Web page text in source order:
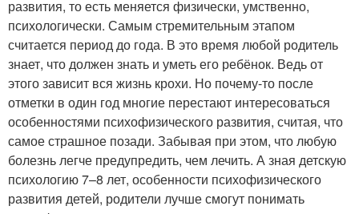
развития, то есть меняется физически, умственно,
психологически. Самым стремительным этапом
считается период до года. В это время любой родитель
знает, что должен знать и уметь его ребёнок. Ведь от
этого зависит вся жизнь крохи. Но почему-то после
отметки в один год многие перестают интересоваться
особенностями психофизического развития, считая, что
самое страшное позади. Забывая при этом, что любую
болезнь легче предупредить, чем лечить. А зная детскую
психологию 7–8 лет, особенности психофизического
развития детей, родители лучше смогут понимать